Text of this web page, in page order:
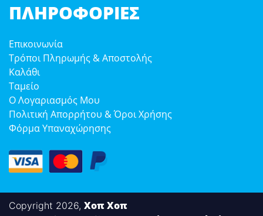
ΠΛΗΡΟΦΟΡΊΕΣ
Επικοινωνία
Τρόποι Πληρωμής & Αποστολής
Καλάθι
Ταμείο
Ο Λογαριασμός Μου
Πολιτική Απορρήτου & Όροι Χρήσης
Φόρμα Υπαναχώρησης
Copyright 2026, Χοπ Χοπ